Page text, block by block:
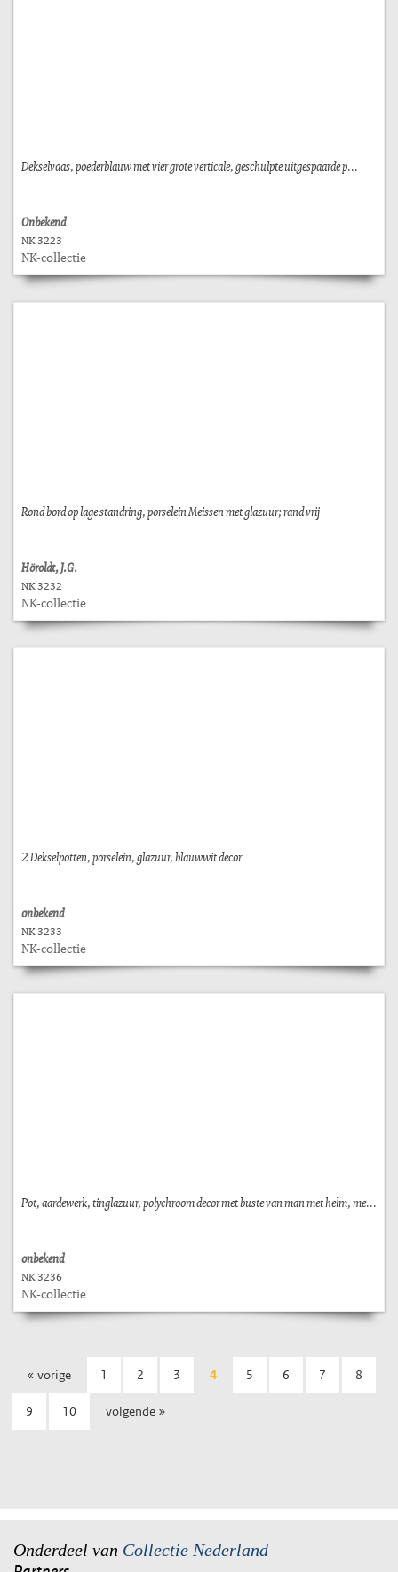
Dekselvaas, poederblauw met vier grote verticale, geschulpte uitgespaarde p...
Onbekend
NK 3223
NK-collectie
Rond bord op lage standring, porselein Meissen met glazuur; rand vrij
Höroldt, J.G.
NK 3232
NK-collectie
2 Dekselpotten, porselein, glazuur, blauwwit decor
onbekend
NK 3233
NK-collectie
Pot, aardewerk, tinglazuur, polychroom decor met buste van man met helm, me...
onbekend
NK 3236
NK-collectie
« vorige 1 2 3 4 5 6 7 8
9 10 volgende »
Onderdeel van Collectie Nederland